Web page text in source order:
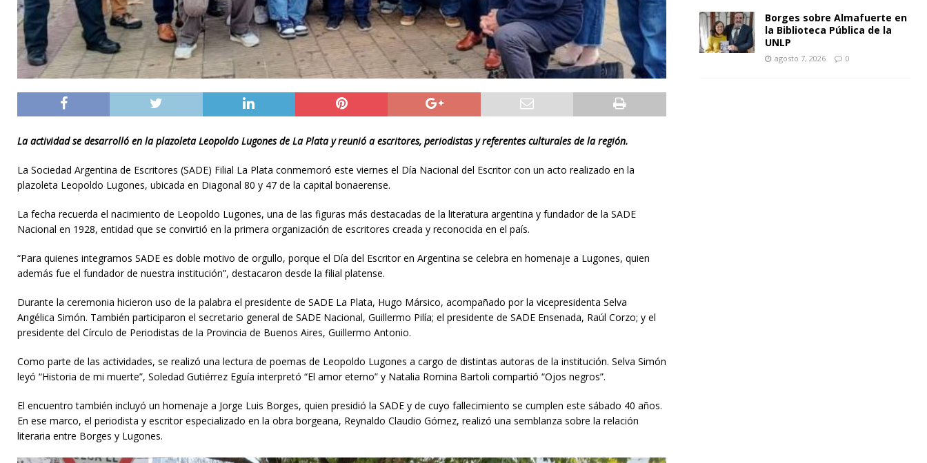
La actividad se desarrolló en la plazoleta Leopoldo Lugones de La Plata y reunió a escritores, periodistas y referentes culturales de la región.
La Sociedad Argentina de Escritores (SADE) Filial La Plata conmemoró este viernes el Día Nacional del Escritor con un acto realizado en la
plazoleta Leopoldo Lugones, ubicada en Diagonal 80 y 47 de la capital bonaerense.
La fecha recuerda el nacimiento de Leopoldo Lugones, una de las figuras más destacadas de la literatura argentina y fundador de la SADE
Nacional en 1928, entidad que se convirtió en la primera organización de escritores creada y reconocida en el país.
“Para quienes integramos SADE es doble motivo de orgullo, porque el Día del Escritor en Argentina se celebra en homenaje a Lugones, quien
además fue el fundador de nuestra institución”, destacaron desde la filial platense.
Durante la ceremonia hicieron uso de la palabra el presidente de SADE La Plata, Hugo Mársico, acompañado por la vicepresidenta Selva
Angélica Simón. También participaron el secretario general de SADE Nacional, Guillermo Pilía; el presidente de SADE Ensenada, Raúl Corzo; y el
presidente del Círculo de Periodistas de la Provincia de Buenos Aires, Guillermo Antonio.
Como parte de las actividades, se realizó una lectura de poemas de Leopoldo Lugones a cargo de distintas autoras de la institución. Selva Simón
leyó “Historia de mi muerte”, Soledad Gutiérrez Eguía interpretó “El amor eterno” y Natalia Romina Bartoli compartió “Ojos negros”.
El encuentro también incluyó un homenaje a Jorge Luis Borges, quien presidió la SADE y de cuyo fallecimiento se cumplen este sábado 40 años.
En ese marco, el periodista y escritor especializado en la obra borgeana, Reynaldo Claudio Gómez, realizó una semblanza sobre la relación
literaria entre Borges y Lugones.
Borges sobre Almafuerte en
la Biblioteca Pública de la
UNLP
agosto 7, 2026 0